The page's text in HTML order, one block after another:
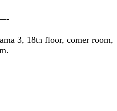
3, 18th floor, corner room,